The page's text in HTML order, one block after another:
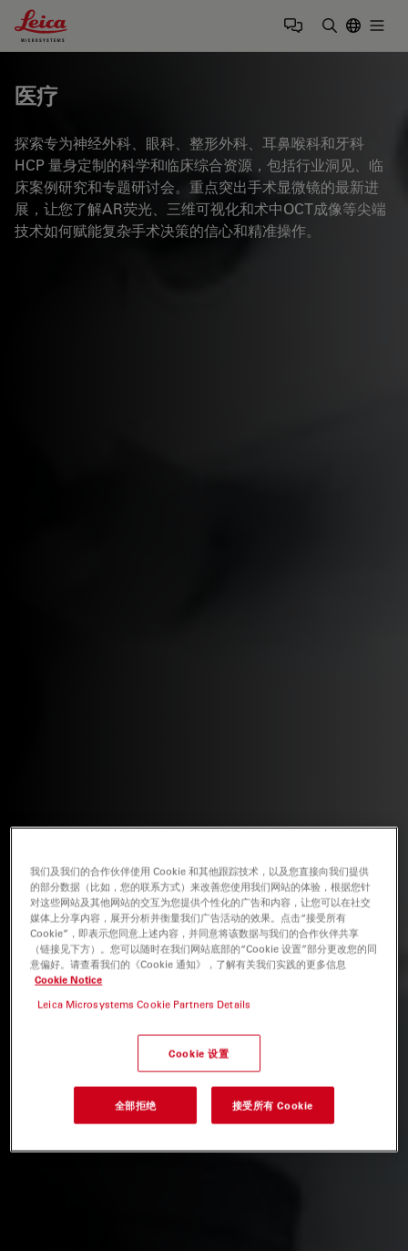
Leica Microsystems Logo
医疗
探索专为神经外科、眼科、整形外科、耳鼻喉科和牙科
HCP 量身定制的科学和临床综合资源，包括行业洞见、临
床案例研究和专题研讨会。重点突出手术显微镜的最新进
展，让您了解AR荧光、三维可视化和术中OCT成像等尖端
技术如何赋能复杂手术决策的信心和精准操作。
我们及我们的合作伙伴使用 Cookie 和其他跟踪技术，以及您直接向我们提供
的部分数据（比如，您的联系方式）来改善您使用我们网站的体验，根据您针
对这些网站及其他网站的交互为您提供个性化的广告和内容，让您可以在社交
媒体上分享内容，展开分析并衡量我们广告活动的效果。点击“接受所有
Cookie”，即表示您同意上述内容，并同意将该数据与我们的合作伙伴共享
（链接见下方）。您可以随时在我们网站底部的“Cookie 设置”部分更改您的同
意偏好。请查看我们的《Cookie 通知》，了解有关我们实践的更多信息
Cookie Notice
Leica Microsystems Cookie Partners Details
Cookie 设置
全部拒绝 接受所有 Cookie